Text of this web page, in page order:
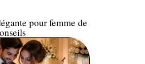
pour femme de